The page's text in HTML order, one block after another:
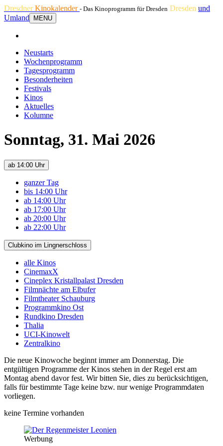
DresdnerKinokalender - Das Kinoprogramm für Dresden Dresden und
Umland
MENU
Neustarts
Wochenprogramm
Tagesprogramm
Besonderheiten
Festivals
Kinos
Aktuelles
Kolumne
Sonntag, 31. Mai 2026
ab 14:00 Uhr
ganzer Tag
bis 14:00 Uhr
ab 14:00 Uhr
ab 17:00 Uhr
ab 20:00 Uhr
ab 22:00 Uhr
Clubkino im Lingnerschloss
alle Kinos
CinemaxX
Cineplex Kristallpalast Dresden
Filmnächte am Elbufer
Filmtheater Schauburg
Programmkino Ost
Rundkino Dresden
Thalia
UCI-Kinowelt
Zentralkino
Die neue Kinowoche beginnt immer am Donnerstag. Die
entgültigen Programme der Kinos stehen in der Regel erst am
Montag abend davor fest. Wir bitten Sie, dies zu berücksichtigen,
falls für bestimmte Tage keine bzw. nur wenige Programmdaten
vorliegen.
keine Termine vorhanden
Werbung